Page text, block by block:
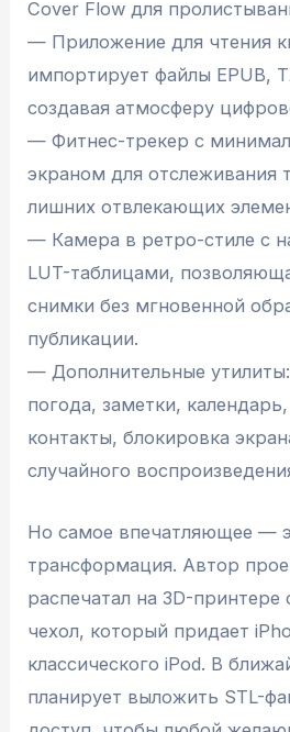
Cover Flow для
— Приложение для чтения
импортирует файлы EPUB,
создавая атмосферу
— Фитнес-трекер с
экраном для отслеживания
лишних отвлекающих
— Камера в ретро-стиле с
LUT-таблицами,
снимки без мгновенной
публикации.
— Дополнительные
погода, заметки,
контакты, блокировка
случайного
Но самое впечатляющее —
трансформация. Автор
распечатал на 3D-принтере
чехол, который придает
классического iPod. В
планирует выложить STL-